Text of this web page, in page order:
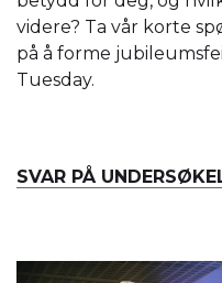
videre? Ta vår korte
på å forme
Tuesday.
SVAR PÅ